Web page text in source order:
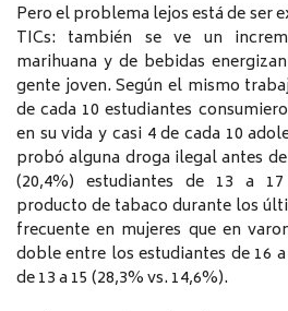
Pero el problema lejos está de ser
TICs: también se ve un
marihuana y de bebidas
gente joven. Según el mismo
de cada 10 estudiantes
en su vida y casi 4 de cada 10
probó alguna droga ilegal antes
(20,4%) estudiantes de 13 a
producto de tabaco durante los
frecuente en mujeres que en
doble entre los estudiantes de 16
de 13 a 15 (28,3% vs. 14,6%).